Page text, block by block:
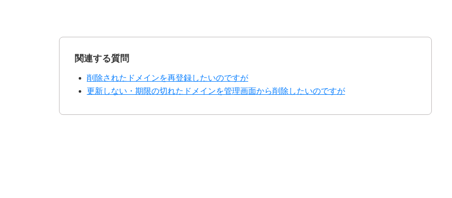
関連する質問
削除されたドメインを再登録したいのですが
更新しない・期限の切れたドメインを管理画面から削除したいのですが